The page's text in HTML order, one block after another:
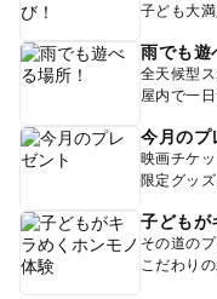
子ども大
雨でも遊
全天候型
屋内で一
今月のプ
映画チケ
限定グッ
子どもが
その道の
こだわり